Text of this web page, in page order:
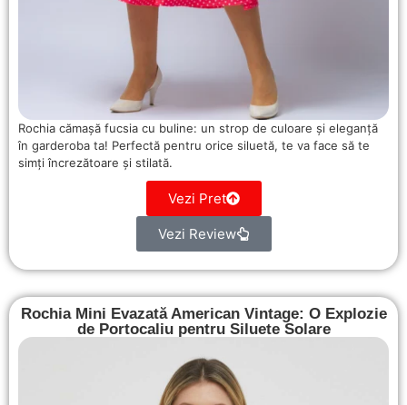
Rochia cămașă fucsia cu buline: un strop de culoare și eleganță
în garderoba ta! Perfectă pentru orice siluetă, te va face să te
simți încrezătoare și stilată.
Vezi Pret
Vezi Review
Rochia Mini Evazată American Vintage: O Explozie
de Portocaliu pentru Siluete Solare